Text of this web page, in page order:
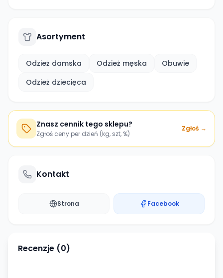
Asortyment
Odzież damska Odzież męska
Obuwie
Odzież dziecięca
Znasz cennik tego sklepu?
Zgłoś ceny per dzień (kg, szt, %)
Zgłoś →
Kontakt
Strona Facebook
Recenzje (0)